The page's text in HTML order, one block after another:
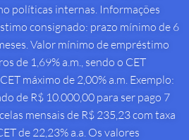
políticas internas. Informações
consignado: prazo mínimo de 6
Valor mínimo de empréstimo
de 1,69% a.m., sendo o CET
máximo de 2,00% a.m. Exemplo:
de R$ 10.000,00 para ser pago 7
mensais de R$ 235,23 com taxa
de 22,23% a.a. Os valores